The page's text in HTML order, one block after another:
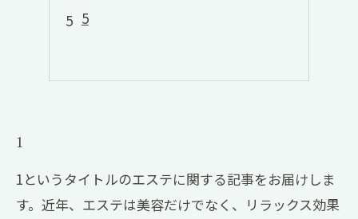
5
1
1というタイトルのエステに関する記事をお届けしま
す。近年、エステは美容だけでなく、リラックス効果